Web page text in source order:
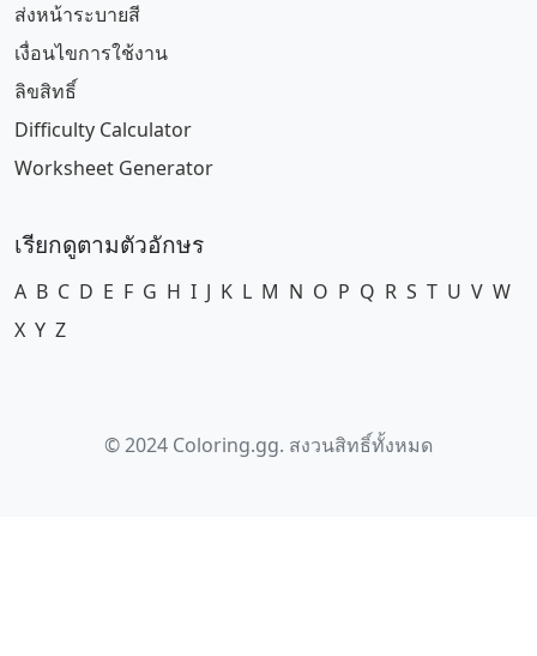
ส่งหน้าระบายสี
เงื่อนไขการใช้งาน
ลิขสิทธิ์
Difficulty Calculator
Worksheet Generator
เรียกดูตามตัวอักษร
A B C D E F G H I J K L M N O P Q R S T U V W
X Y Z
© 2024 Coloring.gg. สงวนสิทธิ์ทั้งหมด